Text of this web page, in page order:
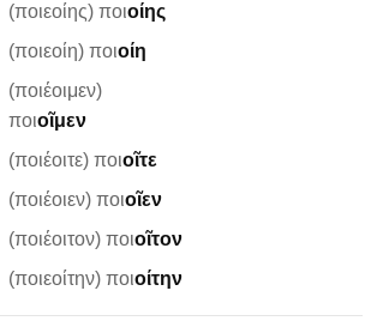
(ποιεοίης) ποιοίης
(ποιεοίη) ποιοίη
(ποιέοιμεν)
ποιοῖμεν
(ποιέοιτε) ποιοῖτε
(ποιέοιεν) ποιοῖεν
(ποιέοιτον) ποιοῖτον
(ποιεοίτην) ποιοίτην